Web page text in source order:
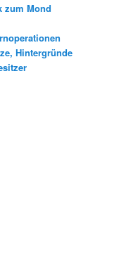
zum Mond
Hintergründe